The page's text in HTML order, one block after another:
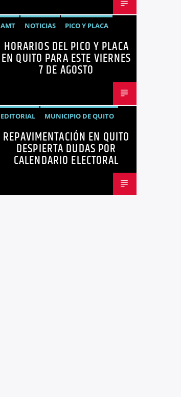
AMT NOTICIAS
PICO Y PLACA
QUITO
SANCIONES
HORARIOS DEL PICO Y PLACA
EN QUITO PARA ESTE VIERNES
7 DE AGOSTO
EDITORIAL
MUNICIPIO DE QUITO
NOTICIAS
OPINIÓN
QUITO
REPAVIMENTACIÓN
REPAVIMENTACIÓN EN QUITO
DESPIERTA DUDAS POR
CALENDARIO ELECTORAL